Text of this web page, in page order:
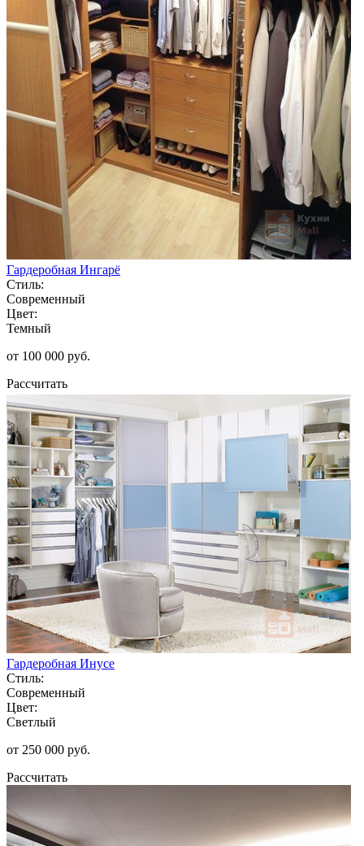
Гардеробная Ингарё
Стиль:
Современный
Цвет:
Темный
от 100 000 руб.
Рассчитать
Гардеробная Инусе
Стиль:
Современный
Цвет:
Светлый
от 250 000 руб.
Рассчитать